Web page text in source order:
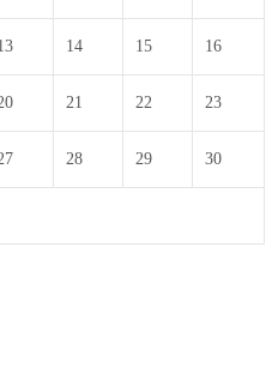
14 15 16
21 22 23
28 29 30